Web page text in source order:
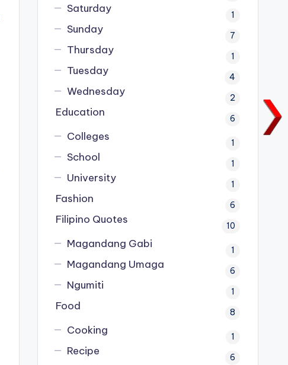
Saturday 1
Sunday 7
Thursday 1
Tuesday 4
Wednesday 2
Education 6
Colleges 1
School 1
University 1
Fashion 6
Filipino Quotes 10
Magandang Gabi 1
Magandang Umaga 6
Ngumiti 1
Food 8
Cooking 1
Recipe 6